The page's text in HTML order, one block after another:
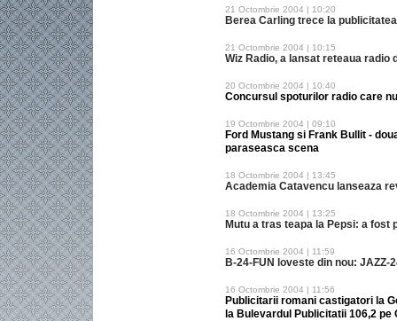
21 Octombrie 2004 | 10:20
Berea Carling trece la
21 Octombrie 2004 | 10:15
Wiz Radio, a lansat reteaua radio
20 Octombrie 2004 | 10:40
Concursul spoturilor radio care
19 Octombrie 2004 | 09:10
Ford Mustang si Frank Bullit -
paraseasca scena
18 Octombrie 2004 | 13:45
Academia Catavencu lanseaza
18 Octombrie 2004 | 13:25
Mutu a tras teapa la Pepsi: a fost
16 Octombrie 2004 | 11:59
B-24-FUN loveste din nou: JAZZ-
16 Octombrie 2004 | 11:56
Publicitarii romani castigatori la
la Bulevardul Publicitatii 106,2 pe